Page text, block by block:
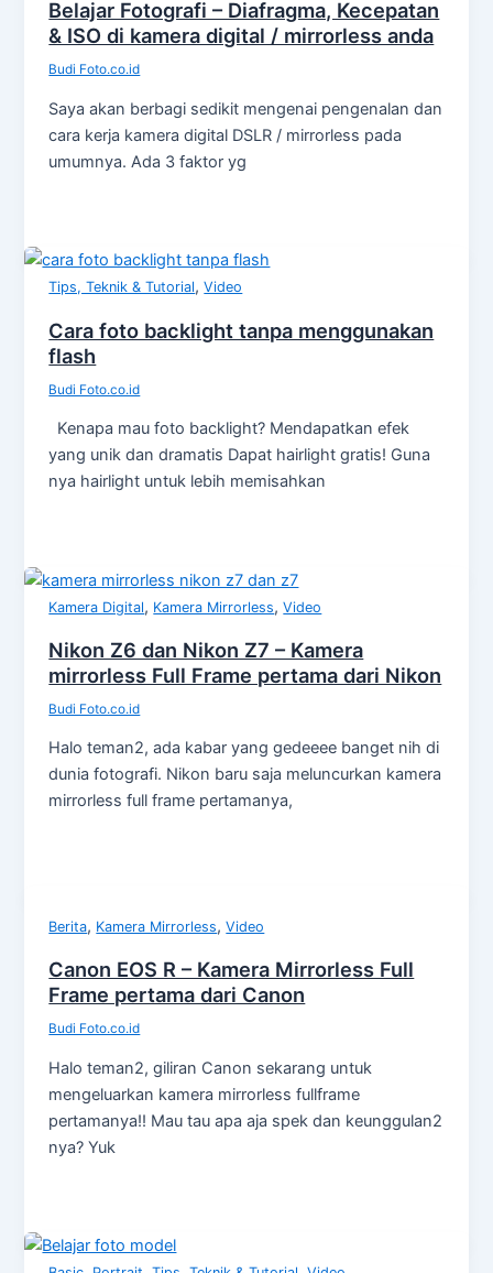
Belajar Fotografi – Diafragma, Kecepatan
& ISO di kamera digital / mirrorless anda
Budi Foto.co.id
Saya akan berbagi sedikit mengenai pengenalan dan
cara kerja kamera digital DSLR / mirrorless pada
umumnya. Ada 3 faktor yg
Tips, Teknik & Tutorial,Video
Cara foto backlight tanpa menggunakan
flash
Budi Foto.co.id
Kenapa mau foto backlight? Mendapatkan efek
yang unik dan dramatis Dapat hairlight gratis! Guna
nya hairlight untuk lebih memisahkan
Kamera Digital, Kamera Mirrorless,Video
Nikon Z6 dan Nikon Z7 – Kamera
mirrorless Full Frame pertama dari Nikon
Budi Foto.co.id
Halo teman2, ada kabar yang gedeeee banget nih di
dunia fotografi. Nikon baru saja meluncurkan kamera
mirrorless full frame pertamanya,
Berita, Kamera Mirrorless,Video
Canon EOS R – Kamera Mirrorless Full
Frame pertama dari Canon
Budi Foto.co.id
Halo teman2, giliran Canon sekarang untuk
mengeluarkan kamera mirrorless fullframe
pertamanya!! Mau tau apa aja spek dan keunggulan2
nya? Yuk